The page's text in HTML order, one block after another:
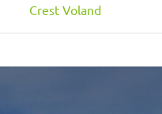
Crest Voland